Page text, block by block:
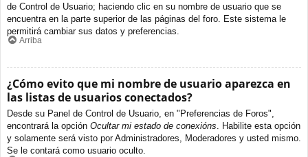
de Control de Usuario; haciendo clic en su nombre de usuario que se
encuentra en la parte superior de las páginas del foro. Este sistema le
permitirá cambiar sus datos y preferencias.
Arriba
¿Cómo evito que mi nombre de usuario aparezca en
las listas de usuarios conectados?
Desde su Panel de Control de Usuario, en "Preferencias de Foros",
encontrará la opción Ocultar mi estado de conexións. Habilite esta opción
y solamente será visto por Administradores, Moderadores y usted mismo.
Se le contará como usuario oculto.